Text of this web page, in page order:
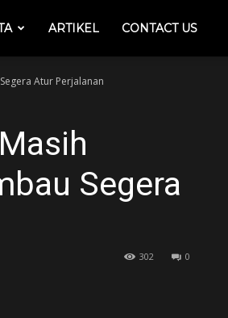
ARTIKEL CONTACT US
Atur Perjalanan
Segera
0
302